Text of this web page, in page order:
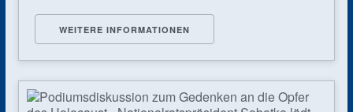
WEITERE INFORMATIONEN